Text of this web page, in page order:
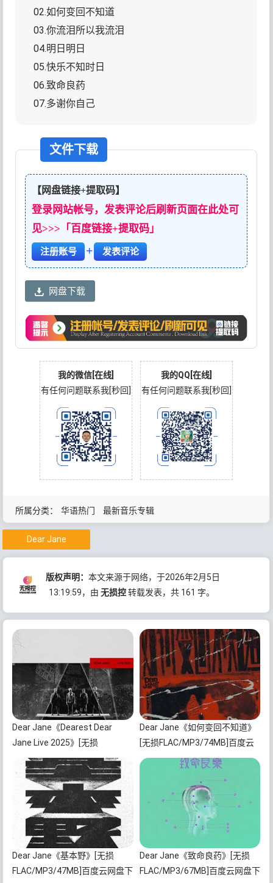
所属分类： 华语热门 最新音乐专辑
02.如何变回不知道
03.你流泪所以我流泪
04.明日明日
05.快乐不知时日
06.致命良药
07.多谢你自己
文件下载
【网盘链接+提取码】
登录网站帐号，发表评论后刷新页面在此处可
见>>>「百度链接+提取码」
注册账号 + 发表评论
网盘下载
我的微信[在线]
有任何问题联系我[秒回]
我的QQ[在线]
有任何问题联系我[秒回]
Dear Jane
版权声明：本文来源于网络，于2026年2月5日
13:19:59，由无损控转载发表，共 161 字。
Dear Jane《Dearest Dear
Jane Live 2025》[无损
FLAC/MP3/4.3GB]百度云网盘下
载
Dear Jane《如何变回不知道》
[无损FLAC/MP3/74MB]百度云
网盘下载
Dear Jane《基本野》[无损
FLAC/MP3/47MB]百度云网盘下
Dear Jane《致命良药》[无损
FLAC/MP3/67MB]百度云网盘下